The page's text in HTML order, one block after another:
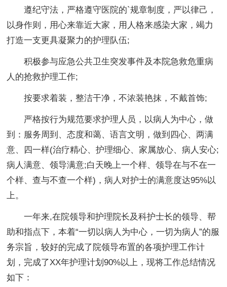
遵纪守法，严格遵守医院的`规章制度，严以律己，
以身作则，用心来靠近大家，用人格来感染大家，竭力
打造一支更具凝聚力的护理队伍;
积极参与应急公共卫生突发事件及本院急救危重病
人的抢救护理工作;
按要求着装，整洁干净，不浓装艳抹，不戴首饰;
严格按行为规范要求护理人员，以病人为中心，做
到：服务周到、态度和蔼、语言文明，做到四心、两满
意、四一样(治疗精心、护理细心、家属放心、病人安心;
病人满意、领导满意;白天晚上一个样、领导在与不在一
个样、查与不查一个样)，病人对护士的满意度达95%以
上。
一年来,在院领导和护理院长及科护士长的领导、帮
助和指点下，本着“一切以病人为中心，一切为病人”的服
务宗旨，较好的完成了院领导布置的各项护理工作计
划，完成了XX年护理计划90%以上，现将工作总结情况
如下：